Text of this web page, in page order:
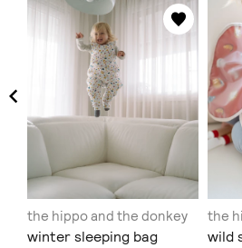
the hippo and the donkey
winter sleeping bag
the
wild